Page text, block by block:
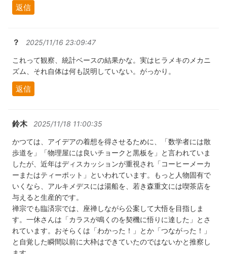
返信
？ 2025/11/16 23:09:47
これって観察、統計ベースの結果かな。実はヒラメキのメカニ
ズム、それ自体は何も説明していない。がっかり。
返信
鈴木 2025/11/18 11:00:35
かつては、アイデアの着想を得させるために、「数学者には散
歩道を」「物理屋には良いチョークと黒板を」と言われていま
したが、近年はディスカッションが重視され「コーヒーメーカ
ーまたはティーポット」といわれています。もっと人物固有で
いくなら、アルキメデスには湯船を、若き森重文には喫茶店を
与えると生産的です。
禅宗でも臨済宗では、座禅しながら公案して大悟を目指しま
す。一休さんは「カラスが鳴くのを契機に悟りに達した」とさ
れています。おそらくは「わかった！」とか「つながった！」
と自覚した瞬間以前に大枠はできていたのではないかと推察し